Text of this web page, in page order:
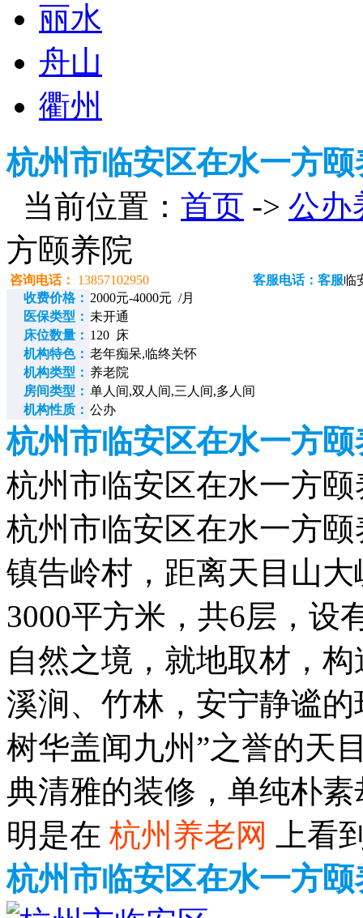
丽水
舟山
衢州
杭州市临安区在水一方颐
当前位置： 首页 -> 公办
方颐养院
咨询电话： 13857102950 客服电话：客服临
收费价格： 2000元-4000元 /月
医保类型： 未开通
床位数量： 120 床
机构特色： 老年痴呆,临终关怀
机构类型： 养老院
房间类型： 单人间,双人间,三人间,多人间
机构性质： 公办
杭州市临安区在水一方
杭州市临安区在水一方颐
杭州市临安区在水一方
镇告岭村，距离天目山
3000平方米，共6层，设
自然之境，就地取材，
溪涧、竹林，安宁静谧
树华盖闻九州”之誉的天
典清雅的装修，单纯朴
明是在 杭州养老网
上看
杭州市临安区在水一方